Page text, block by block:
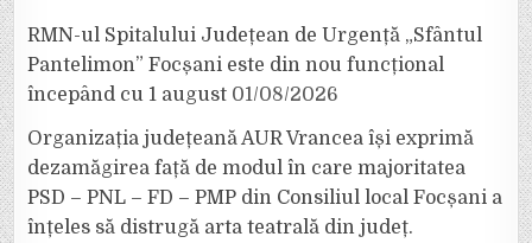
RMN-ul Spitalului Județean de Urgență „Sfântul
Pantelimon” Focșani este din nou funcțional
începând cu 1 august 01/08/2026
Organizația județeană AUR Vrancea își exprimă
dezamăgirea față de modul în care majoritatea
PSD – PNL – FD – PMP din Consiliul local Focșani a
înțeles să distrugă arta teatrală din județ.